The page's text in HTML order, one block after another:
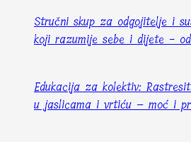
Stručni skup za odgojitelje i
koji razumije sebe i dijete -
Edukacija za kolektiv:
u jaslicama i vrtiću – moć i